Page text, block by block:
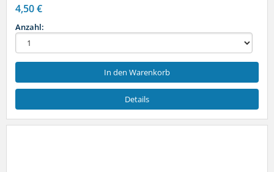
4,50 €
Anzahl:
In den Warenkorb
Details